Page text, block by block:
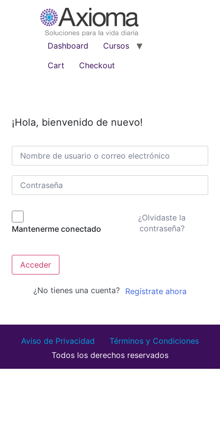
Dashboard
Cursos
Cart
Checkout
¡Hola, bienvenido de nuevo!
Mantenerme conectado
¿Olvidaste la
contraseña?
Acceder
¿No tienes una cuenta? Regístrate ahora
Aviso de Privacidad
Términos y Condiciones
Todos los derechos reservados